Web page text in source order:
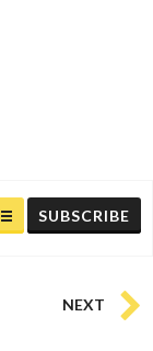
SUBSCRIBE
NEXT